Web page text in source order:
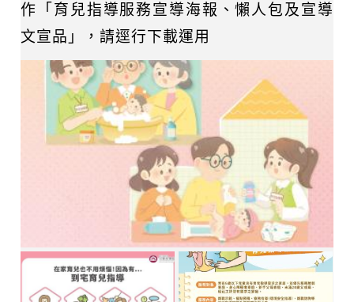
作「育兒指導服務宣導海報、懶人包及宣導
文宣品」，請逕行下載運用